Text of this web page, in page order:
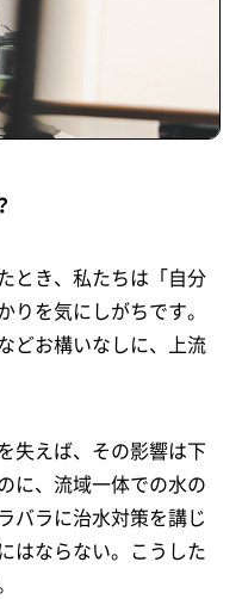
とき、私たちは「自分
を気にしがちです。
どお構いなしに、上流
失えば、その影響は下
に、流域一体での水の
バラに治水対策を講じ
はならない。こうした